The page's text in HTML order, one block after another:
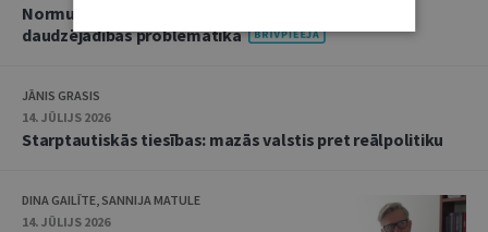
Normu konkurences un noziedzīgu nodarījumu
daudzējādības problemātika
JĀNIS GRASIS
14. JŪLIJS 2026
Starptautiskās tiesības: mazās valstis pret reālpolitiku
DINA GAILĪTE, SANNIJA MATULE
14. JŪLIJS 2026